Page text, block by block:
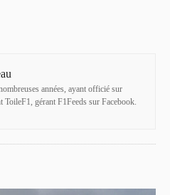
années, ayant officié sur
ToileF1, gérant F1Feeds sur Facebook.